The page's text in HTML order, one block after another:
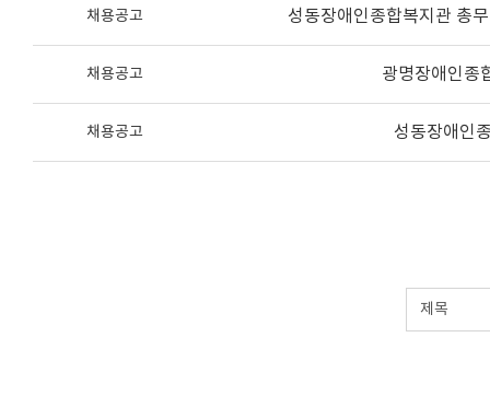
채용공고 성동장애인종합복지관 총
채용공고 광명장애인종
채용공고 성동장애인